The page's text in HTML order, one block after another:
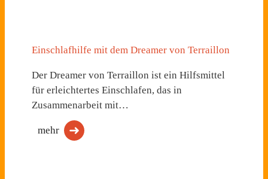
Einschlafhilfe mit dem Dreamer von Terraillon
Der Dreamer von Terraillon ist ein Hilfsmittel
für erleichtertes Einschlafen, das in
Zusammenarbeit mit…
mehr